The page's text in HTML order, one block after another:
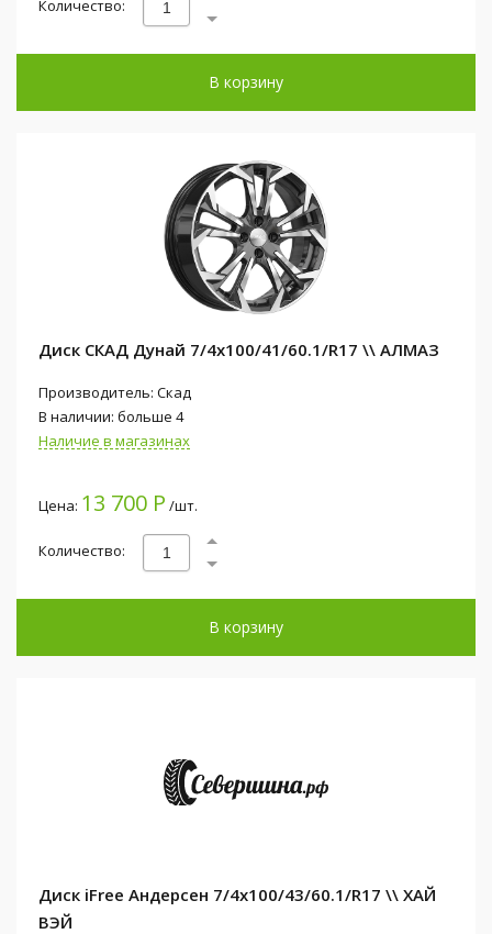
Количество:
В корзину
Диск СКАД Дунай 7/4x100/41/60.1/R17 \\ АЛМАЗ
Производитель: Скад
В наличии: больше 4
Наличие в магазинах
Цена: 13 700 Р /шт.
Количество:
В корзину
Диск iFree Андерсен 7/4x100/43/60.1/R17 \\ ХАЙ
ВЭЙ